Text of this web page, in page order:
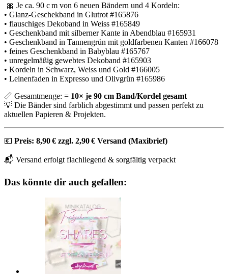
🎀 Je ca. 90 c m von 6 neuen Bändern und 4 Kordeln:
• Glanz-Geschekband in Glutrot #165876
• flauschiges Dekoband in Weiss #165849
• Geschenkband mit silberner Kante in Abendblau #165931
• Geschenkband in Tannengrün mit goldfarbenen Kanten #166078
• feines Geschenkband in Babyblau #165767
• unregelmäßig gewebtes Dekoband #165903
• Kordeln in Schwarz, Weiss und Gold #166005
• Leinenfaden in Expresso und Olivgrün #165986
📏 Gesamtmenge: = 10× je 90 cm Band/Kordel gesamt
💡 Die Bänder sind farblich abgestimmt und passen perfekt zu
aktuellen Papieren & Projekten.
💶 Preis: 8,90 € zzgl. 2,90 € Versand (Maxibrief)
📬 Versand erfolgt flachliegend & sorgfältig verpackt
Das könnte dir auch gefallen: